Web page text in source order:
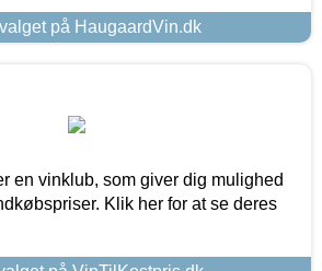
på HaugaardVin.dk
en vinklub, som giver dig mulighed
Klik her for at se deres